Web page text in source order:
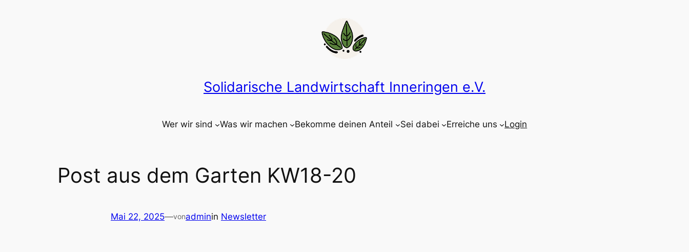
Solidarische Landwirtschaft Inneringen e.V.
Wer wir sind Was wir machen Bekomme deinen Anteil Sei dabei Erreiche uns Login
Post aus dem Garten KW18-20
Mai 22, 2025—vonadminin Newsletter